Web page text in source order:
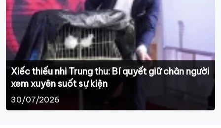
Xiếc thiếu nhi Trung thu: Bí quyết giữ chân người
xem xuyên suốt sự kiện
30/07/2026